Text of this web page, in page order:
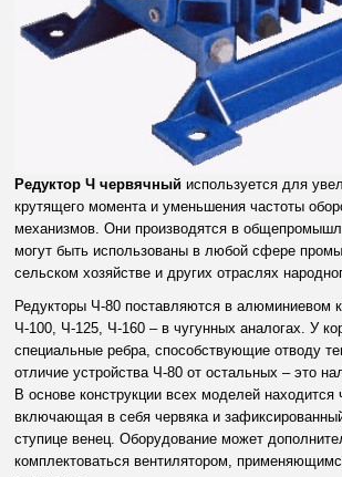
Редуктор Ч червячный используется для
крутящего момента и уменьшения частоты
механизмов. Они производятся в
могут быть использованы в любой сфере
сельском хозяйстве и других отраслях
Редукторы Ч-80 поставляются в алюминиевом
Ч-100, Ч-125, Ч-160 – в чугунных аналогах. У
специальные ребра, способствующие отводу
отличие устройства Ч-80 от остальных – это
В основе конструкции всех моделей находится
включающая в себя червяка и
ступице венец. Оборудование может
комплектоваться вентилятором,